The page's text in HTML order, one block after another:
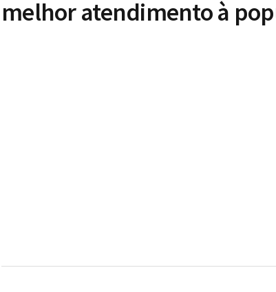
melhor atendimento à